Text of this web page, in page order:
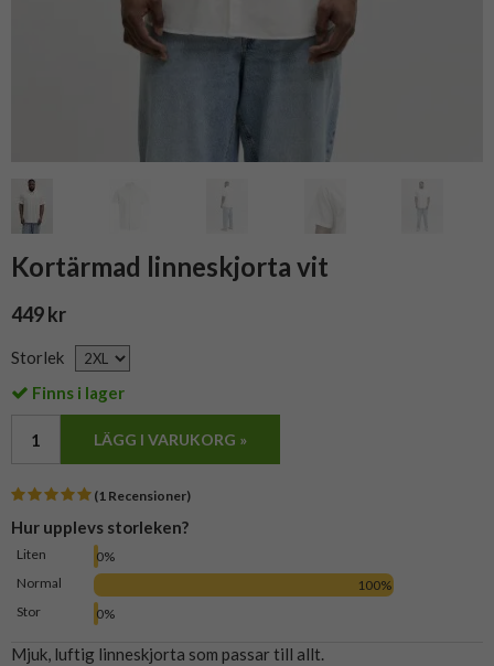
Kortärmad linneskjorta vit
449 kr
Storlek
Finns i lager
LÄGG I VARUKORG »
(1 Recensioner)
Hur upplevs storleken?
Liten
0%
Normal
100%
Stor
0%
Mjuk, luftig linneskjorta som passar till allt.